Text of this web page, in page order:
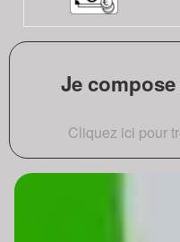
Je
Cliquez ici pour